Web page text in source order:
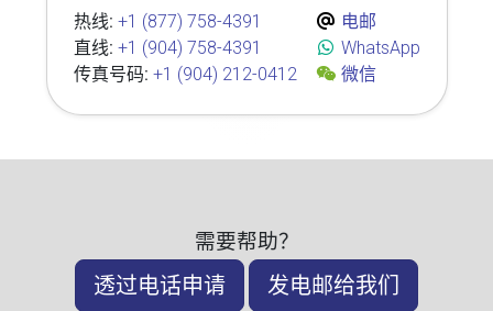
热线: +1 (877) 758-4391
直线: +1 (904) 758-4391
传真号码: +1 (904) 212-0412
电邮
WhatsApp
微信
需要帮助？
透过电话申请 发电邮给我们